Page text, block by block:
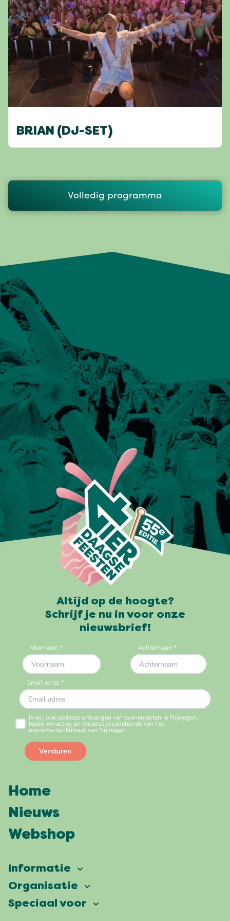
BRIAN (DJ-SET)
Volledig programma
Altijd op de hoogte?
Schrijf je nu in voor onze
nieuwsbrief!
Home
Nieuws
Webshop
Informatie
Vierdaagsefeesten
Veelgestelde vragen
Organisatie
Onze ambitie
Speciaal voor